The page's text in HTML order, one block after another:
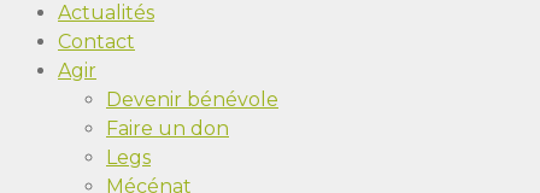
Actualités
Contact
Agir
Devenir bénévole
Faire un don
Legs
Mécénat